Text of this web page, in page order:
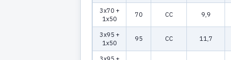
3x70 +
1x50
70 CC 9,9
3x95 +
1x50
95 CC 11,7